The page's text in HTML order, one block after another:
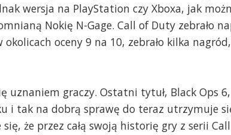
wersja na PlayStation czy Xboxa, jak
Nokię N-Gage. Call of Duty zebrało
oceny 9 na 10, zebrało kilka
uznaniem graczy. Ostatni tytuł, Black Ops
i tak na dobrą sprawę do teraz utrzymuje
że przez całą swoją historię gry z serii